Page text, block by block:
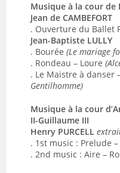
Musique à la cour de
Jean de CAMBEFORT
. Ouverture du Ballet
Jean-Baptiste LULLY
. Bourée(Le mariage
. Rondeau – Loure
. Le Maistre à danser
Gentilhomme)
Musique à la cour
II-Guillaume III
Henry PURCELL
. 1st music : Prelude
. 2nd music : Aire –